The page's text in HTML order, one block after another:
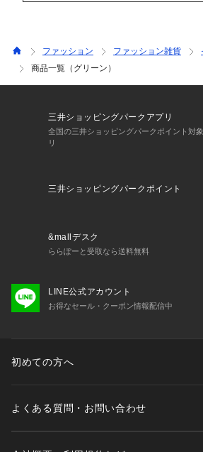
ファッション ファッション雑貨
商品一覧（グリーン）
三井ショッピングパークアプリ
全国の三井ショッピングパークポイント対
リ
三井ショッピングパークポイント
&mallデスク
ららぽーと受取なら送料無料
LINE公式アカウント
お得なセール・クーポン情報配信中
初めての方へ
よくある質問・お問い合わせ